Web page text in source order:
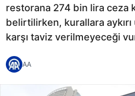
restorana 274 bin lira ceza
belirtilirken, kurallara
karşı taviz verilmeyeceği
AA